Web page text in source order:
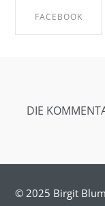
FACEBOOK
DIE
© 2025 Birgit